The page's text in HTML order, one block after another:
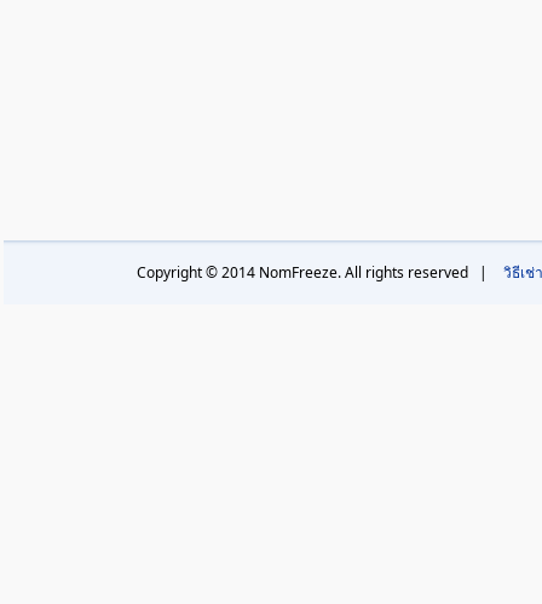
Copyright © 2014 NomFreeze. All rights reserved | วิธีเช่